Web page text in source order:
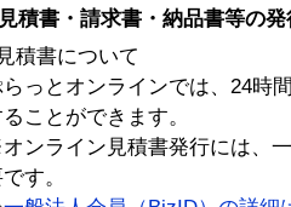
見積書・請求書・納品書等の
積書について
っとオンラインでは、24時
ことができます。
ンライン見積書発行には、
す。